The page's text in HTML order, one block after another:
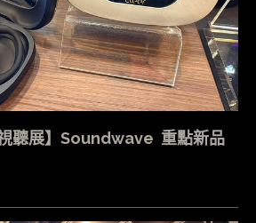
視聽展】Soundwave 重點新品